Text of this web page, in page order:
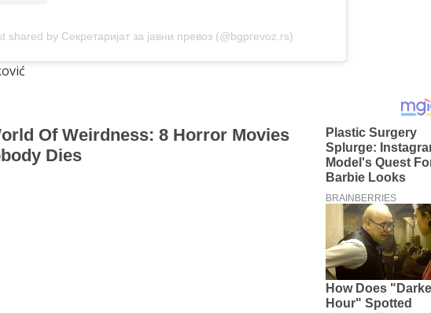
shared by Секретаријат за јавни превоз (@bgprevoz.rs)